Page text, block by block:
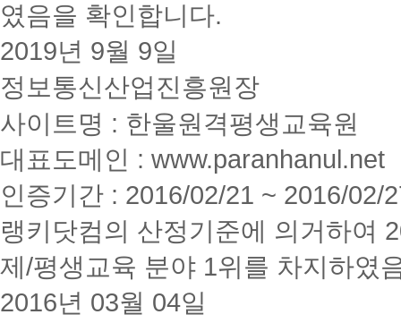
였음을 확인합니다.
2019년 9월 9일
정보통신산업진흥원장
사이트명 : 한울원격평생교육원
대표도메인 : www.paranhanul.net
인증기간 : 2016/02/21 ~ 2016/02/
랭키닷컴의 산정기준에 의거하여
제/평생교육 분야 1위를 차지하였
2016년 03월 04일